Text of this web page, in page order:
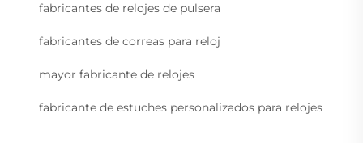
fabricantes de relojes de pulsera
fabricantes de correas para reloj
mayor fabricante de relojes
fabricante de estuches personalizados para relojes